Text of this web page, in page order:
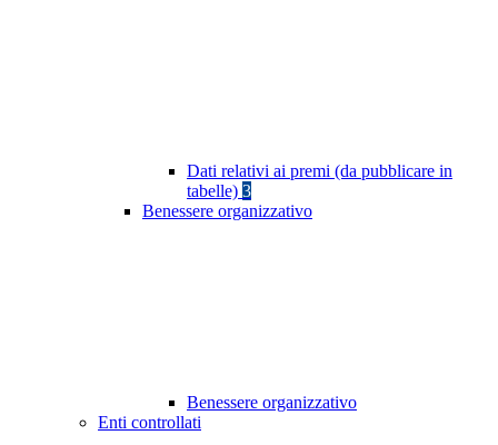
Dati relativi ai premi (da pubblicare in
tabelle) 3
Benessere organizzativo
Benessere organizzativo
Enti controllati